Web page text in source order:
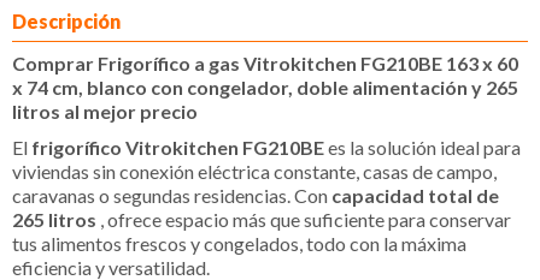
Descripción
Comprar Frigorífico a gas Vitrokitchen FG210BE 163 x 60
x 74 cm, blanco con congelador, doble alimentación y 265
litros al mejor precio
El frigorífico Vitrokitchen FG210BEes la solución ideal para
viviendas sin conexión eléctrica constante, casas de campo,
caravanas o segundas residencias. Con capacidad total de
265 litros , ofrece espacio más que suficiente para conservar
tus alimentos frescos y congelados, todo con la máxima
eficiencia y versatilidad.